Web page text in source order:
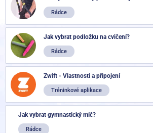
Rádce
Jak vybrat podložku na cvičení?
Rádce
Zwift - Vlastnosti a připojení
Tréninkové aplikace
Jak vybrat gymnastický míč?
Rádce